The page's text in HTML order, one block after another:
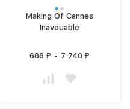
Making Of Cannes
Inavouable
688 ₽ - 7 740 ₽